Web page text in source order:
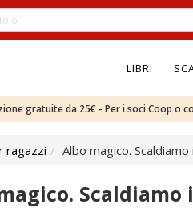
LIBRI
gratuite da 25€ - Per i soci Coop o
ragazzi Albo magico.
Scaldiamo